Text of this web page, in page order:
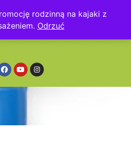
rodzinną na kajaki z
Odrzuć